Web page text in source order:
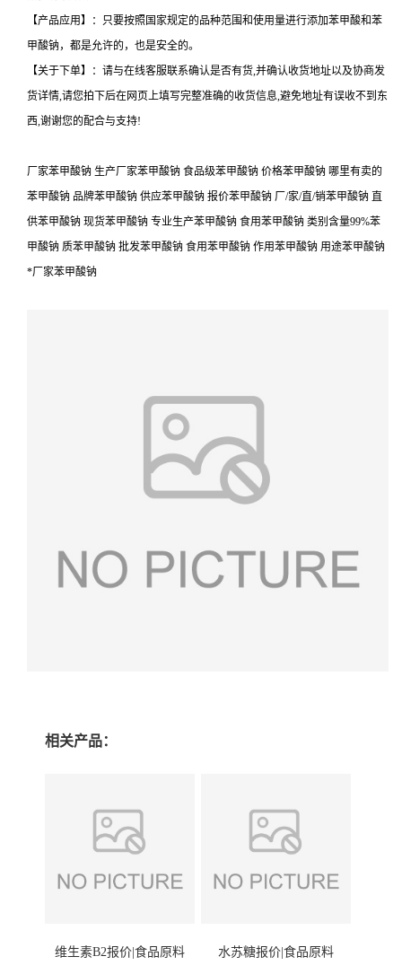
【产品应用】：只要按照国家规定的品种范围和使用量进行添加苯甲酸和苯
甲酸钠，都是允许的，也是安全的。
【关于下单】：请与在线客服联系确认是否有货,并确认收货地址以及协商发
货详情,请您拍下后在网页上填写完整准确的收货信息,避免地址有误收不到东
西,谢谢您的配合与支持!
厂家苯甲酸钠 生产厂家苯甲酸钠 食品级苯甲酸钠 价格苯甲酸钠 哪里有卖的
苯甲酸钠 品牌苯甲酸钠 供应苯甲酸钠 报价苯甲酸钠 厂/家/直/销苯甲酸钠 直
供苯甲酸钠 现货苯甲酸钠 专业生产苯甲酸钠 食用苯甲酸钠 类别含量99%苯
甲酸钠 质苯甲酸钠 批发苯甲酸钠 食用苯甲酸钠 作用苯甲酸钠 用途苯甲酸钠
*厂家苯甲酸钠
相关产品：
维生素B2报价|食品原料 水苏糖报价|食品原料